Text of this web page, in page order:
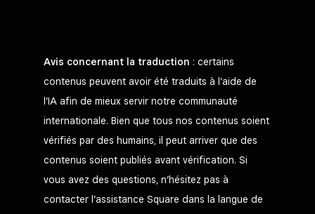
Avis concernant la traduction : certains
contenus peuvent avoir été traduits à l’aide de
l’IA afin de mieux servir notre communauté
internationale. Bien que tous nos contenus soient
vérifiés par des humains, il peut arriver que des
contenus soient publiés avant vérification. Si
vous avez des questions, n’hésitez pas à
contacter l’assistance Square dans la langue de